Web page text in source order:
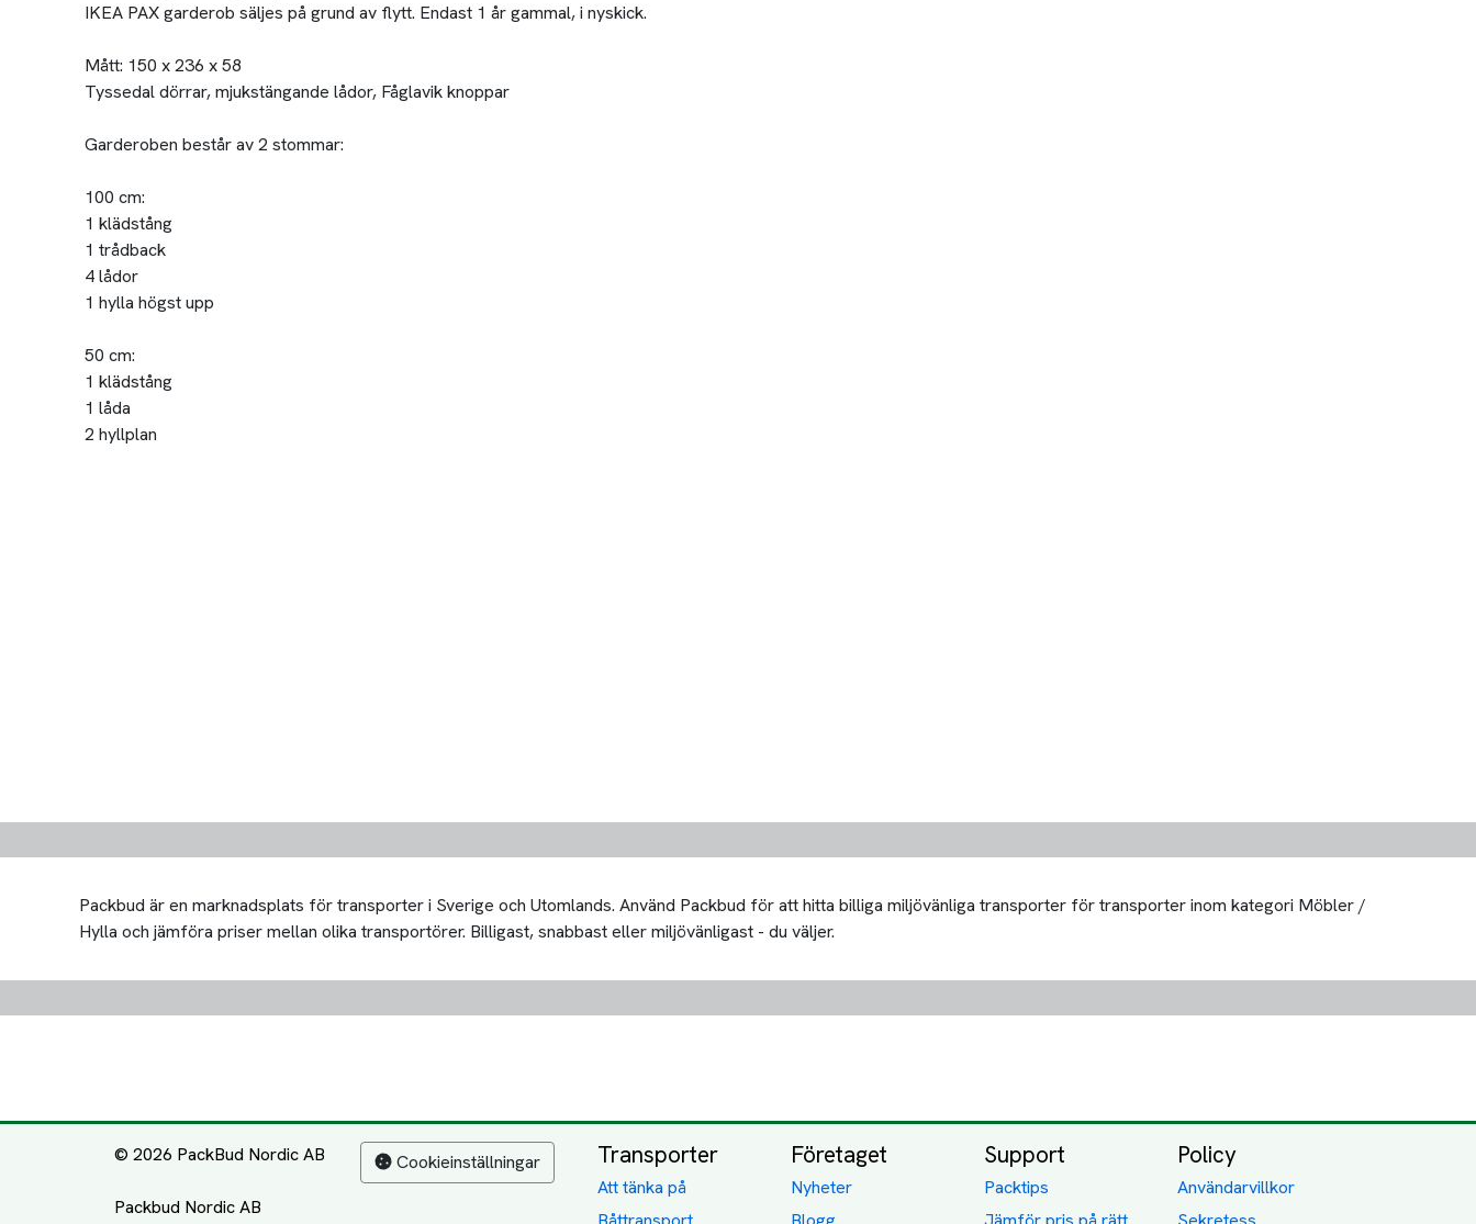
IKEA PAX garderob säljes på grund av flytt. Endast 1 år gammal, i nyskick.
Mått: 150 x 236 x 58
Tyssedal dörrar, mjukstängande lådor, Fåglavik knoppar
Garderoben består av 2 stommar:
100 cm:
1 klädstång
1 trådback
4 lådor
1 hylla högst upp
50 cm:
1 klädstång
1 låda
2 hyllplan
Packbud är en marknadsplats för transporter i Sverige och Utomlands. Använd Packbud för att hitta billiga miljövänliga transporter för transporter inom kategori Möbler /
Hylla och jämföra priser mellan olika transportörer. Billigast, snabbast eller miljövänligast - du väljer.
© 2026 PackBud Nordic AB
Packbud Nordic AB
Cookieinställningar Transporter
Att tänka på
Företaget
Nyheter
Support
Packtips
Policy
Användarvillkor